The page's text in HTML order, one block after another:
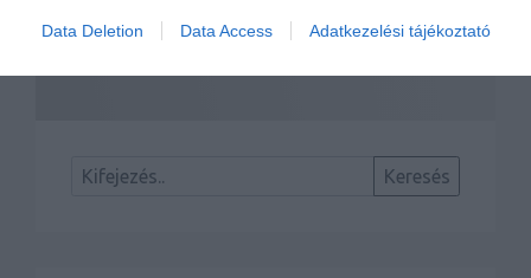
Data Deletion Data Access Adatkezelési tájékoztató
Még idén szalonokba kerülnek az új Jeep